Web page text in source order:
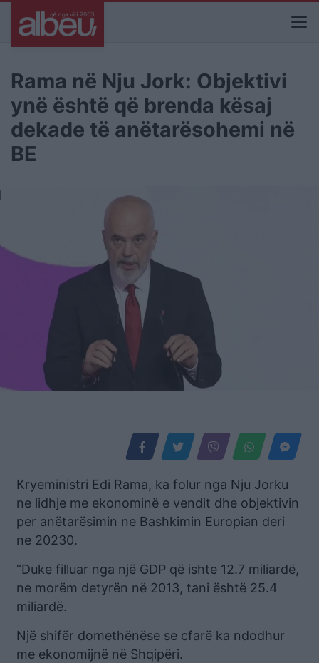
Rama në Nju Jork: Objektivi
ynë është që brenda kësaj
dekade të anëtarësohemi në
BE
Kryeministri Edi Rama, ka folur nga Nju Jorku
ne lidhje me ekonominë e vendit dhe objektivin
per anëtarësimin ne Bashkimin Europian deri
ne 20230.
“Duke filluar nga një GDP që ishte 12.7 miliardë,
ne morëm detyrën në 2013, tani është 25.4
miliardë.
Një shifër domethënëse se cfarë ka ndodhur
me ekonomijnë në Shqipëri.